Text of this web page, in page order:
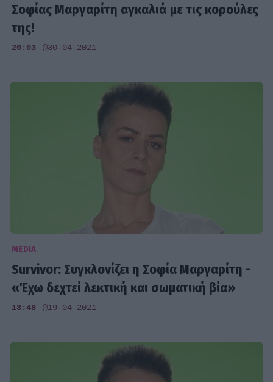
Σοφίας Μαργαρίτη αγκαλιά με τις κορούλες
της!
20:03 @30-04-2021
MEDIA
Survivor: Συγκλονίζει η Σοφία Μαργαρίτη -
«Έχω δεχτεί λεκτική και σωματική βία»
18:48 @19-04-2021